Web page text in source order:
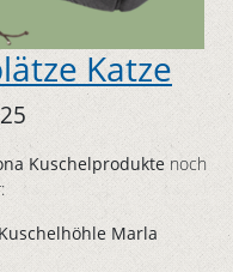
Katze
Kuschelproduktenoch
Marla